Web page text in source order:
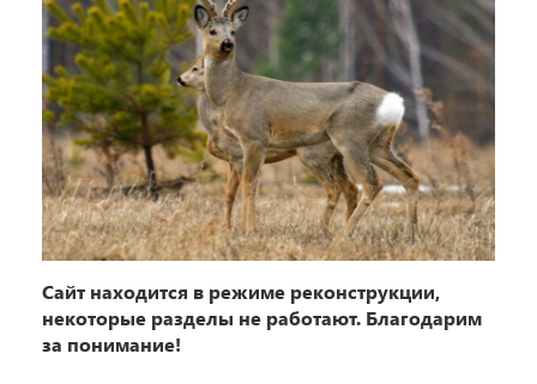
Cайт находится в режиме реконструкции,
некоторые разделы не работают. Благодарим
за понимание!